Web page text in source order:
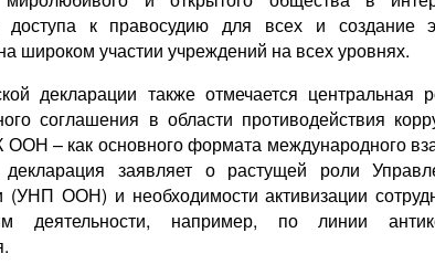
доступа к правосудию для всех и создание
широком участии учреждений на всех уровнях.
декларации также отмечается
соглашения в области противодействия
ООН – как основного формата международного
декларация заявляет о растущей роли
(УНП ООН) и необходимости активизации
деятельности, например, по линии